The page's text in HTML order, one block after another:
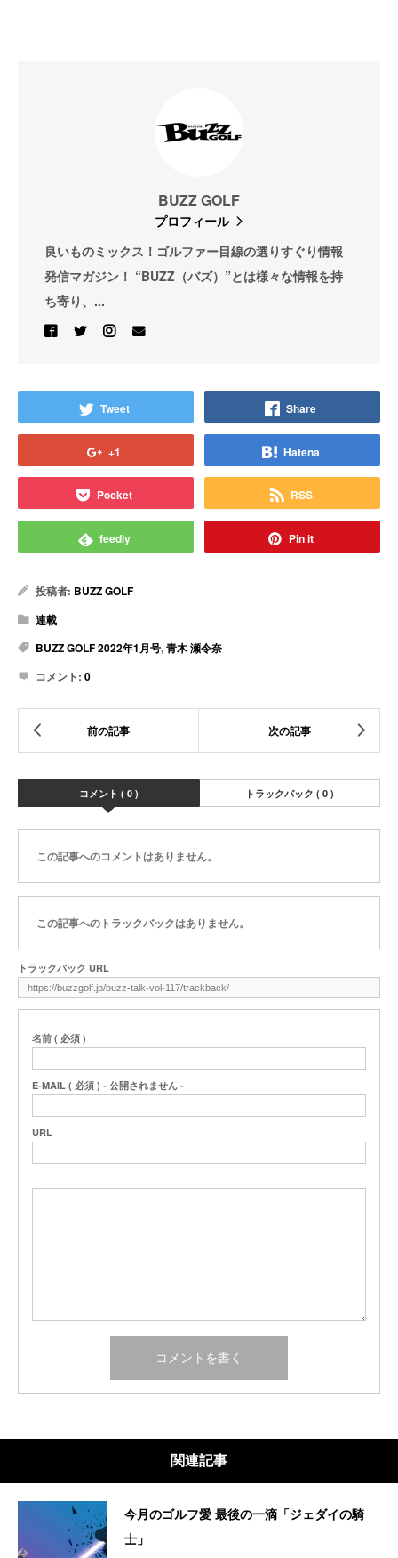
BUZZ GOLF
プロフィール
良いものミックス！ゴルファー目線の選りすぐり情報
発信マガジン！ “BUZZ（バズ）”とは様々な情報を持
ち寄り、...
Tweet Share
+1 Hatena
Pocket RSS
feedly Pin it
投稿者: BUZZ GOLF
連載
BUZZ GOLF 2022年1月号,青木 瀬令奈
コメント: 0
コメント ( 0 ) トラックバック ( 0 )
この記事へのコメントはありません。
この記事へのトラックバックはありません。
トラックバック URL
名前 ( 必須 )
E-MAIL ( 必須 ) - 公開されません -
URL
関連記事
今月のゴルフ愛 最後の一滴「ジェダイの騎
士」